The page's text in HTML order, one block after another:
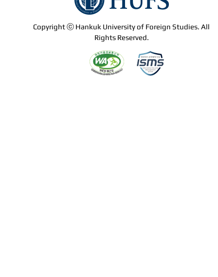
Copyright ⓒ Hankuk University of Foreign Studies. All
Rights Reserved.